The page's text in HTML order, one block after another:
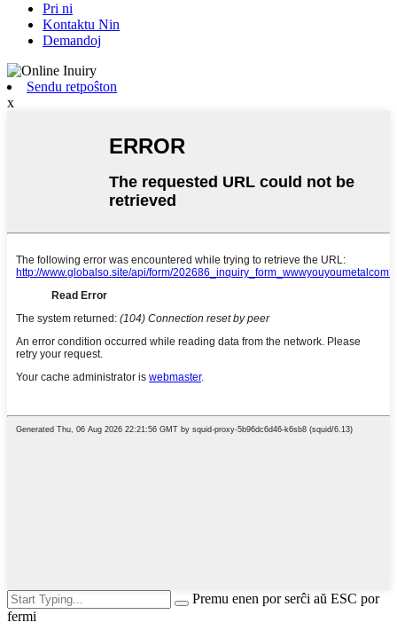
Pri ni
Kontaktu Nin
Demandoj
Sendu retpoŝton
x
Premu enen por serĉi aŭ ESC por
fermi